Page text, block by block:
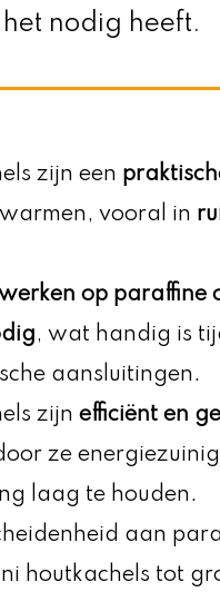
nodig heeft.
zijn een
vooral in
op paraffine
, wat handig is
aansluitingen.
zijn efficiënt en
ze
laag te houden.
aan
houtkachels tot